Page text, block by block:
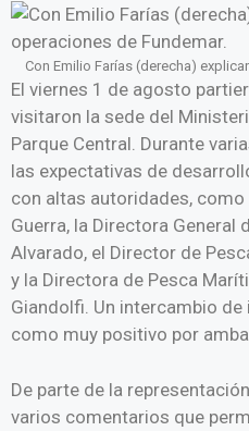
Con Emilio Farías (derecha)
El viernes 1 de agosto
visitaron la sede del
Parque Central. Durante
las expectativas de
con altas autoridades,
Guerra, la Directora General
Alvarado, el Director de
y la Directora de Pesca
Giandolfi. Un intercambio
como muy positivo por
De parte de la
varios comentarios que